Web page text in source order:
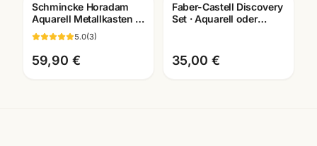
Schmincke Horadam
Aquarell Metallkasten ·
halbe Naepfe ·
Künstlerfarben
Mannheim
5.0(3)
59,90 €
Faber-Castell Discovery
Set · Aquarell oder
35,00 €